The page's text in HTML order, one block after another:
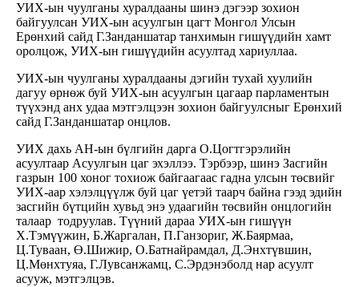
УИХ-ын чуулганы хуралдааны шинэ дэгээр зохион
байгуулсан УИХ-ын асуулгын цагт Монгол Улсын
Ерөнхий сайд Г.Занданшатар танхимын гишүүдийн хамт
оролцож, УИХ-ын гишүүдийн асуултад хариуллаа.
УИХ-ын чуулганы хуралдааны дэгийн тухай хуулийн
дагуу өрнөж буй УИХ-ын асуулгын цагаар парламентын
түүхэнд анх удаа мэтгэлцээн зохион байгуулсныг Ерөнхий
сайд Г.Занданшатар онцлов.
УИХ дахь АН-ын бүлгийн дарга О.Цогтгэрэлийн
асуултаар Асуулгын цаг эхэллээ. Тэрбээр, шинэ Засгийн
газрын 100 хоног тохиож байгаагаас гадна улсын төсвийг
УИХ-аар хэлэлцүүлж буй цаг үетэй таарч байна гээд эдийн
засгийн бүтцийн хувьд энэ удаагийн төсвийн онцлогийн
талаар тодруулав. Түүний дараа УИХ-ын гишүүн
Х.Тэмүүжин, Б.Жаргалан, П.Ганзориг, Ж.Баярмаа,
Ц.Туваан, Ө.Шижир, О.Батнайрамдал, Д.Энхтүвшин,
Ц.Мөнхтуяа, Г.Лувсанжамц, С.Эрдэнэболд нар асуулт
асууж, мэтгэлцэв.